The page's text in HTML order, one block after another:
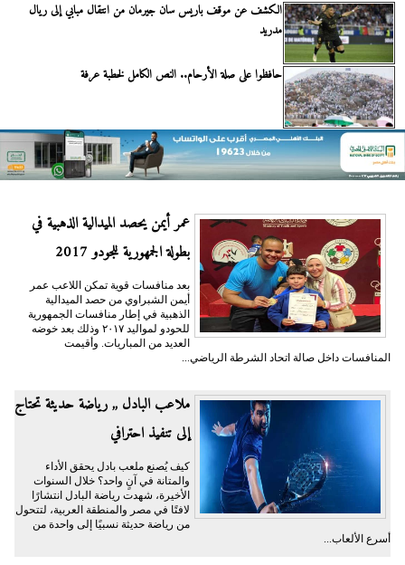
الكشف عن موقف باريس سان جيرمان من انتقال مبابي إلى ريال
مدريد
حافظوا على صلة الأرحام.. النص الكامل لخطبة عرفة
عمر أيمن يحصد الميدالية الذهبية في
بطولة الجمهورية للجودو 2017
بعد منافسات قوية تمكن اللاعب عمر
أيمن الشبراوي من حصد الميدالية
الذهبية في إطار منافسات الجمهورية
للحودو لمواليد ٢٠١٧ وذلك بعد خوضه
العديد من المباريات. وأقيمت
المنافسات داخل صالة اتحاد الشرطة الرياضي...
ملاعب البادل ,, رياضة حديثة تحتاج
إلى تنفيذ احترافي
كيف يُصنع ملعب بادل يحقق الأداء
والمتانة في آنٍ واحد؟ خلال السنوات
الأخيرة، شهدت رياضة البادل انتشارًا
لافتًا في مصر والمنطقة العربية، لتتحول
من رياضة حديثة نسبيًا إلى واحدة من
أسرع الألعاب...